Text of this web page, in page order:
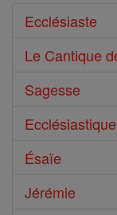
Ecclésiaste
Le Cantique
Sagesse
Ésaïe
Jérémie